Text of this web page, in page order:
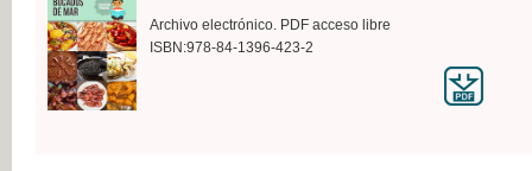
Archivo electrónico. PDF acceso libre
ISBN:978-84-1396-423-2